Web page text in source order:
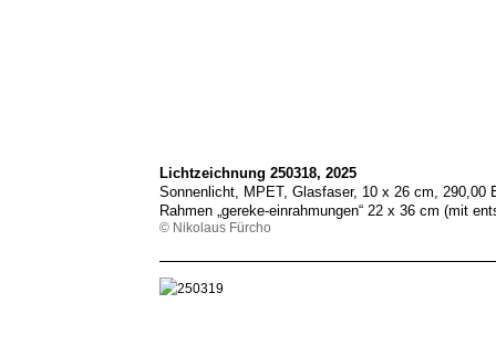
Lichtzeichnung 250318, 2025
Sonnenlicht, MPET, Glasfaser, 10 x 26 cm, 290,00
Rahmen „gereke-einrahmungen“ 22 x 36 cm (mit
© Nikolaus Fürcho